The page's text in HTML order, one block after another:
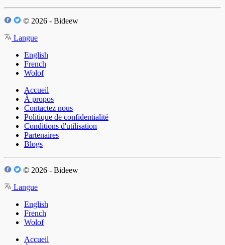
© 2026 - Bideew
Langue
English
French
Wolof
Accueil
À propos
Contactez nous
Politique de confidentialité
Conditions d'utilisation
Partenaires
Blogs
© 2026 - Bideew
Langue
English
French
Wolof
Accueil